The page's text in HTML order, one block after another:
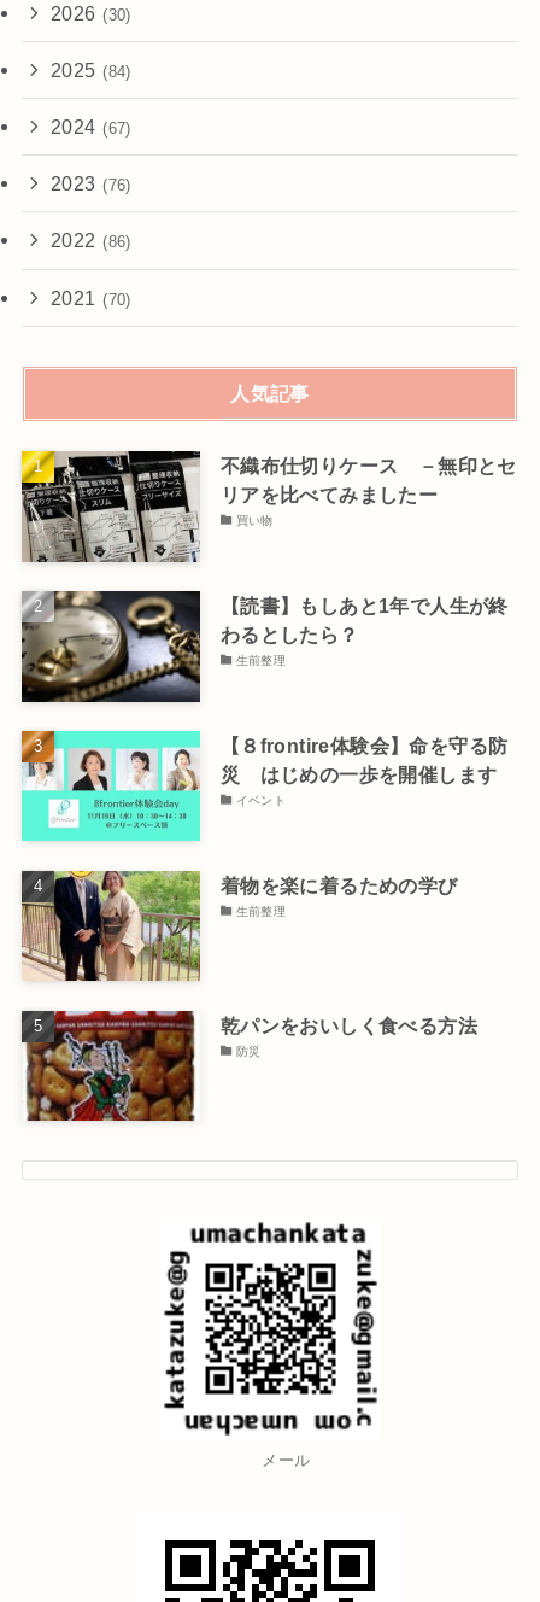
2026 (30)
2025 (84)
2024 (67)
2023 (76)
2022 (86)
2021 (70)
人気記事
不織布仕切りケース －無印とセ
リアを比べてみましたー
買い物
【読書】もしあと1年で人生が終
わるとしたら？
生前整理
【８frontire体験会】命を守る防
災 はじめの一歩を開催します
イベント
着物を楽に着るための学び
生前整理
乾パンをおいしく食べる方法
防災
メール